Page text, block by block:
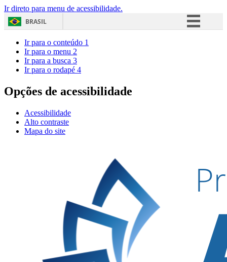
Ir direto para menu de acessibilidade.
BRASIL
Acesso à informação
Ir para o conteúdo 1
Ir para o menu 2
Ir para a busca 3
Ir para o rodapé 4
Opções de acessibilidade
Acessibilidade
Alto contraste
Mapa do site